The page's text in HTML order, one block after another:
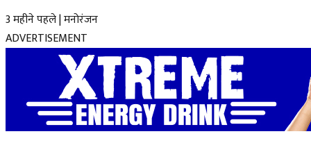
3 महीने पहले|मनोरंजन
ADVERTISEMENT